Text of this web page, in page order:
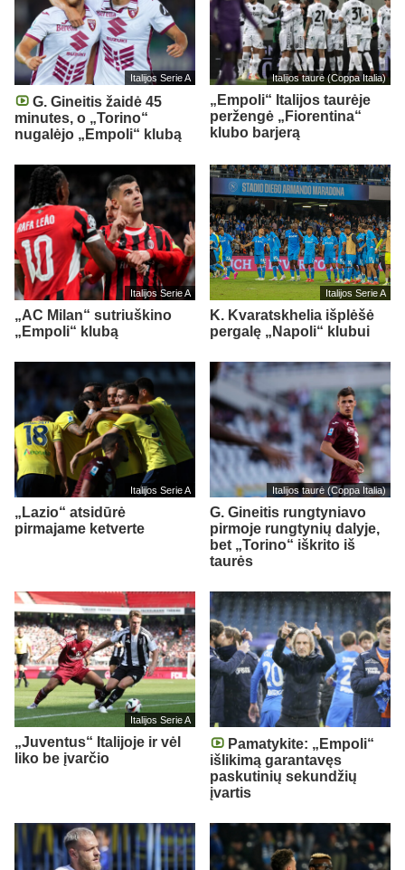
Italijos Serie A
G. Gineitis žaidė 45
minutes, o „Torino“
nugalėjo „Empoli“ klubą
Italijos taurė (Coppa Italia)
„Empoli“ Italijos taurėje
peržengė „Fiorentina“
klubo barjerą
Italijos Serie A
„AC Milan“ sutriuškino
„Empoli“ klubą
Italijos Serie A
K. Kvaratskhelia išplėšė
pergalę „Napoli“ klubui
Italijos Serie A
„Lazio“ atsidūrė
pirmajame ketverte
Italijos taurė (Coppa Italia)
G. Gineitis rungtyniavo
pirmoje rungtynių dalyje,
bet „Torino“ iškrito iš
taurės
Italijos Serie A
„Juventus“ Italijoje ir vėl
liko be įvarčio
Pamatykite: „Empoli“
išlikimą garantavęs
paskutinių sekundžių
įvartis